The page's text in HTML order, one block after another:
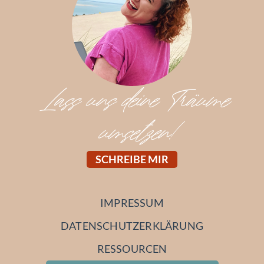
Lass uns deine Träume
umsetzen!
SCHREIBE MIR
IMPRESSUM
DATENSCHUTZERKLÄRUNG
RESSOURCEN